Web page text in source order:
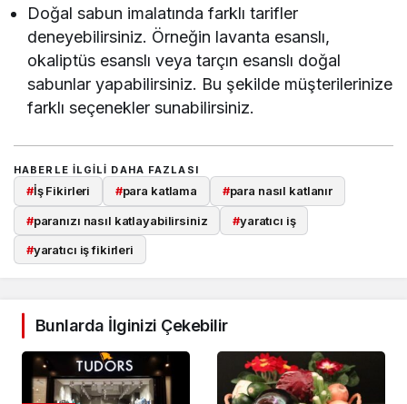
Doğal sabun imalatında farklı tarifler
deneyebilirsiniz. Örneğin lavanta esanslı,
okaliptüs esanslı veya tarçın esanslı doğal
sabunlar yapabilirsiniz. Bu şekilde müşterilerinize
farklı seçenekler sunabilirsiniz.
HABERLE ILGILI DAHA FAZLASI
#İş Fikirleri #para katlama #para nasıl katlanır
#paranızı nasıl katlayabilirsiniz #yaratıcı iş
#yaratıcı iş fikirleri
Bunlarda İlginizi Çekebilir